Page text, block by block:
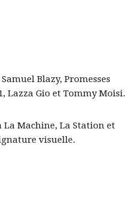
Blazy, Promesses
Lazza Gio et Tommy Moisi.
La Machine, La Station et
visuelle.